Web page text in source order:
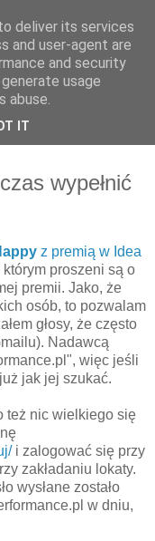
wypełnić
z premią w Idea
proszeni są o
premii. Jako, że
osób, to pozwalam
głosy, że często
Nadawcą
więc jeśli
jak jej szukać.
też nic wielkiego się
i zalogować się przy
zakładaniu lokaty.
wysłane zostało
w dniu,
deliver its services
and user-agent are
and security
usage
abuse.
IT